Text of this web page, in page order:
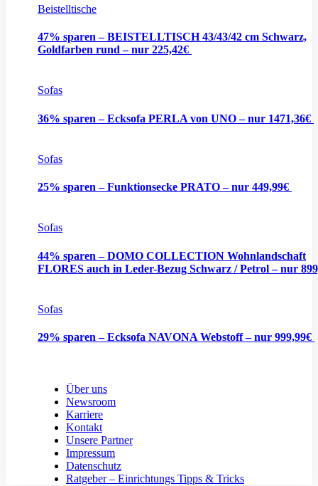
Beistelltische
47% sparen – BEISTELLTISCH 43/43/42 cm Schwarz,
Goldfarben rund – nur 225,42€
Sofas
36% sparen – Ecksofa PERLA von UNO – nur 1471,36€
Sofas
25% sparen – Funktionsecke PRATO – nur 449,99€
Sofas
44% sparen – DOMO COLLECTION Wohnlandschaft
FLORES auch in Leder-Bezug Schwarz / Petrol – nur
Sofas
29% sparen – Ecksofa NAVONA Webstoff – nur 999,99€
Über uns
Newsroom
Karriere
Kontakt
Unsere Partner
Impressum
Datenschutz
Ratgeber – Einrichtungs Tipps & Tricks